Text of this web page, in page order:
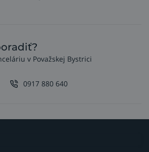
v Považskej Bystrici
0917 880 640